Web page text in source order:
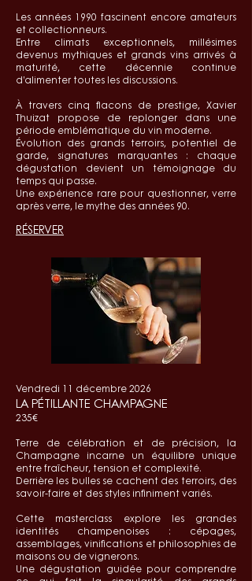
Les années 1990 fascinent encore amateurs
et collectionneurs.
Entre climats exceptionnels, millésimes
devenus mythiques et grands vins arrivés à
maturité, cette décennie continue
d’alimenter toutes les discussions.
À travers cinq flacons de prestige, Xavier
Thuizat propose de replonger dans une
période emblématique du vin moderne.
Évolution des grands terroirs, potentiel de
garde, signatures marquantes : chaque
dégustation devient un témoignage du
temps qui passe.
Une expérience rare pour questionner, verre
après verre, le mythe des années 90.
RÉSERVER
Vendredi 11 décembre 2026
LA PÉTILLANTE CHAMPAGNE
235€
Terre de célébration et de précision, la
Champagne incarne un équilibre unique
entre fraîcheur, tension et complexité.
Derrière les bulles se cachent des terroirs, des
savoir-faire et des styles infiniment variés.
Cette masterclass explore les grandes
identités champenoises : cépages,
assemblages, vinifications et philosophies de
maisons ou de vignerons.
Une dégustation guidée pour comprendre